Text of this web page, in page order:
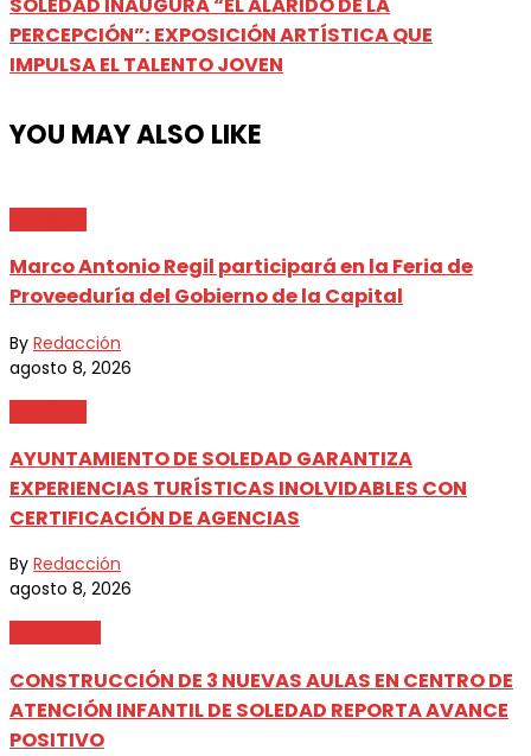
SOLEDAD INAUGURA “EL ALARIDO DE LA
PERCEPCIÓN”: EXPOSICIÓN ARTÍSTICA QUE
IMPULSA EL TALENTO JOVEN
YOU MAY ALSO LIKE
Marco Antonio Regil participará en la Feria de
Proveeduría del Gobierno de la Capital
By Redacción
agosto 8, 2026
AYUNTAMIENTO DE SOLEDAD GARANTIZA
EXPERIENCIAS TURÍSTICAS INOLVIDABLES CON
CERTIFICACIÓN DE AGENCIAS
By Redacción
agosto 8, 2026
CONSTRUCCIÓN DE 3 NUEVAS AULAS EN CENTRO DE
ATENCIÓN INFANTIL DE SOLEDAD REPORTA AVANCE
POSITIVO